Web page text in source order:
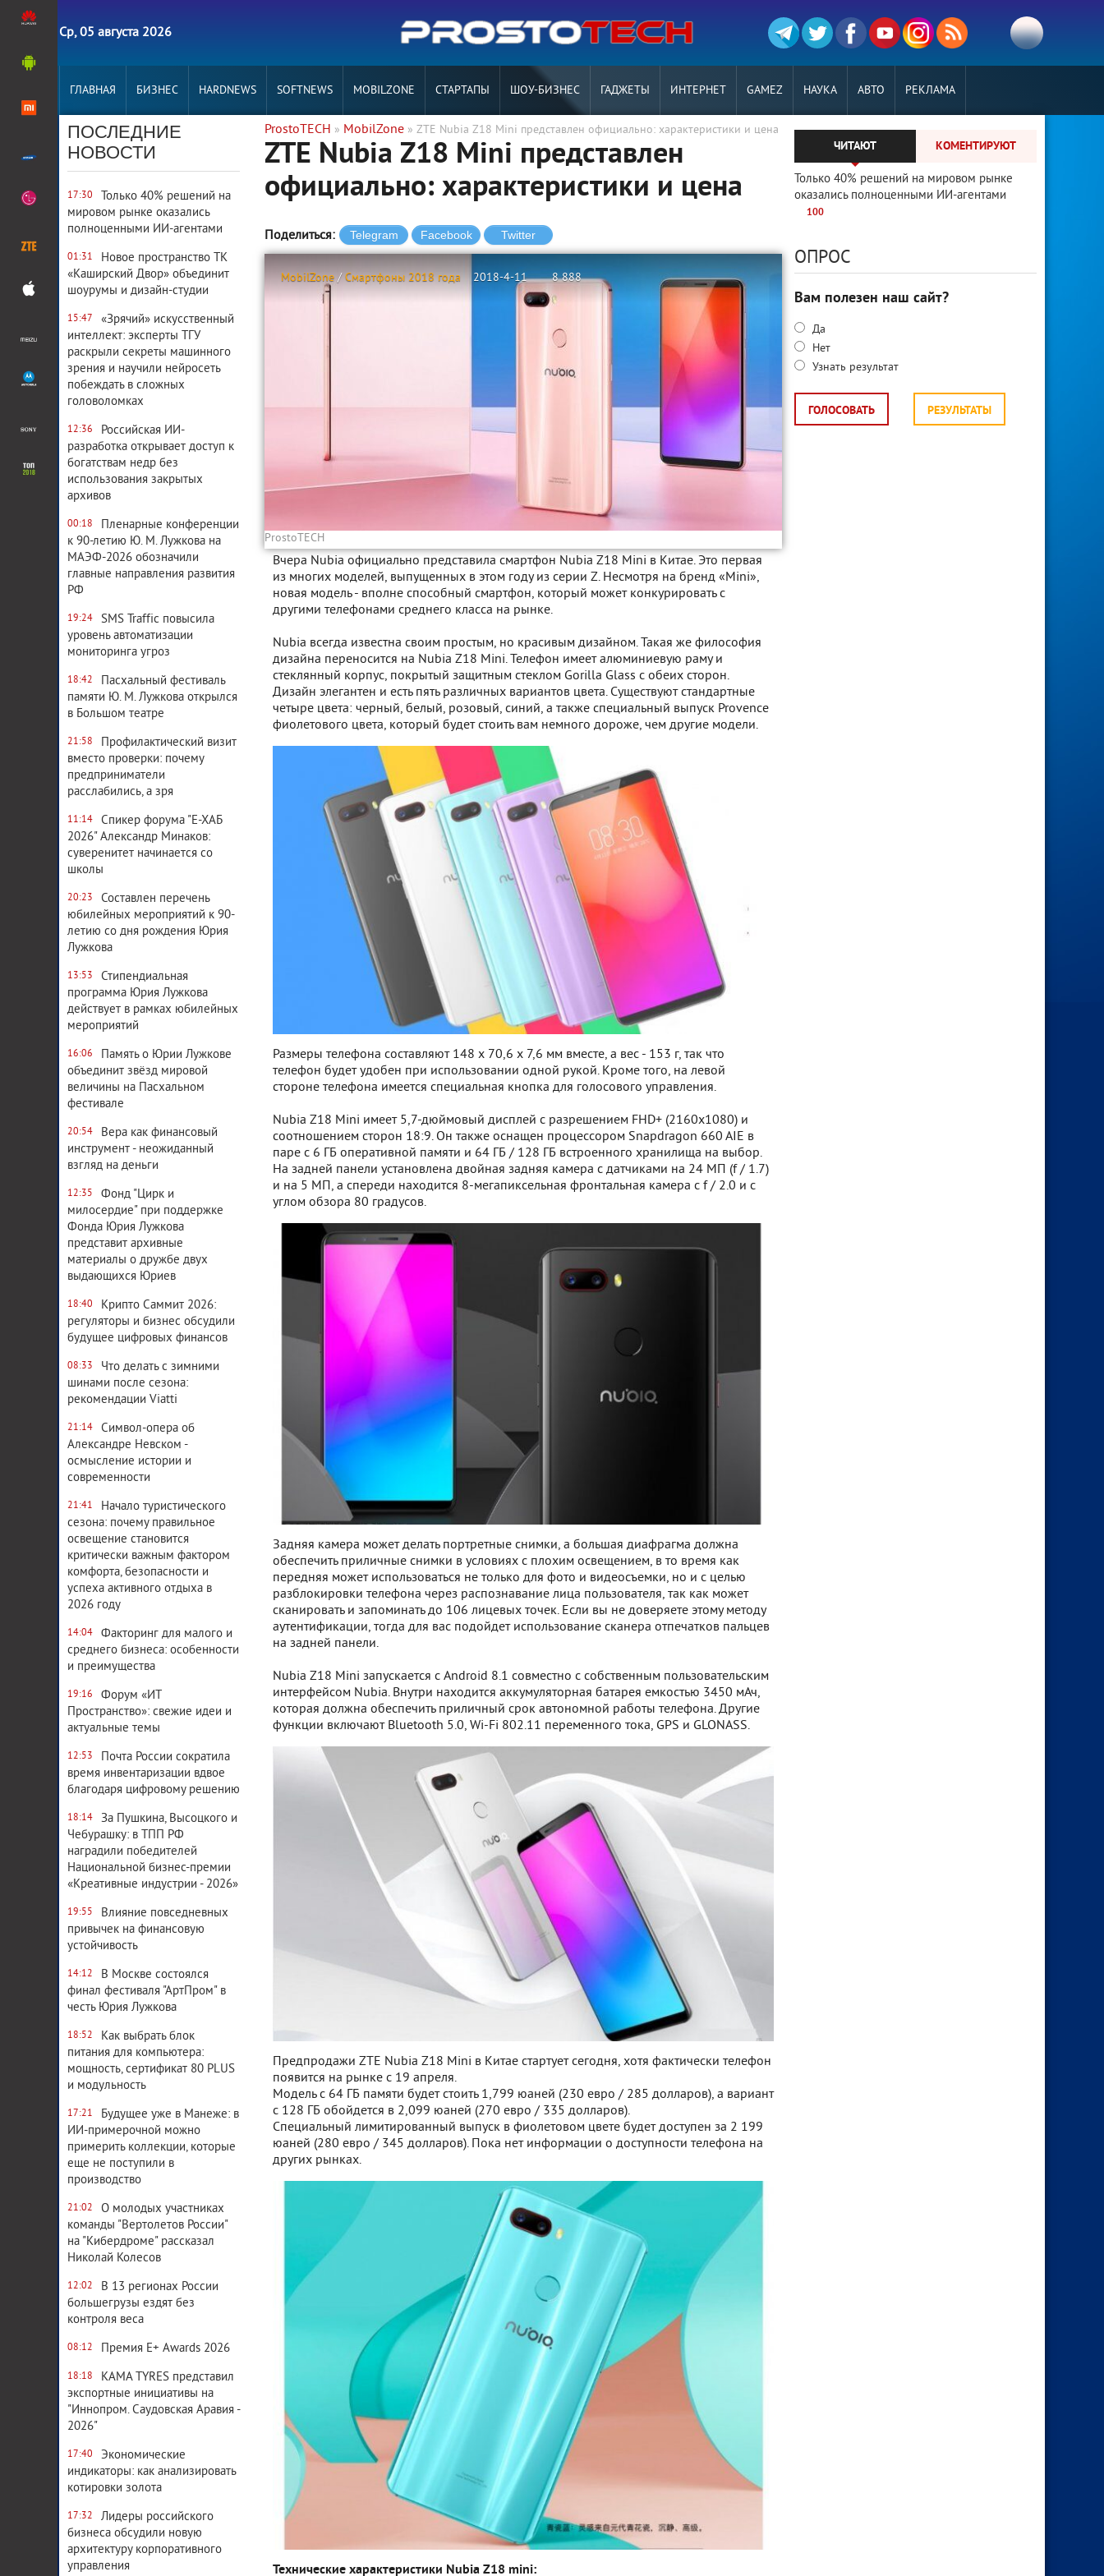
Ср, 05 августа 2026
ГЛАВНАЯ БИЗНЕС HARDNEWS SOFTNEWS MOBILZONE СТАРТАПЫ ШОУ-БИЗНЕС ГАДЖЕТЫ ИНТЕРНЕТ GAMEZ НАУКА АВТО РЕКЛАМА
ПОСЛЕДНИЕ
НОВОСТИ
17:30
Только 40% решений на
мировом рынке оказались
полноценными ИИ-агентами
01:31
Новое пространство ТК
«Каширский Двор» объединит
шоурумы и дизайн-студии
15:47
«Зрячий» искусственный
интеллект: эксперты ТГУ
раскрыли секреты машинного
зрения и научили нейросеть
побеждать в сложных
головоломках
12:36
Российская ИИ-
разработка открывает доступ к
богатствам недр без
использования закрытых
архивов
00:18
Пленарные конференции
к 90-летию Ю. М. Лужкова на
МАЭФ-2026 обозначили
главные направления развития
РФ
19:24
SMS Traffic повысила
уровень автоматизации
мониторинга угроз
18:42
Пасхальный фестиваль
памяти Ю. М. Лужкова открылся
в Большом театре
21:58
Профилактический визит
вместо проверки: почему
предприниматели
расслабились, а зря
11:14
Спикер форума "Е-ХАБ
2026" Александр Минаков:
суверенитет начинается со
школы
20:23
Составлен перечень
юбилейных мероприятий к 90-
летию со дня рождения Юрия
Лужкова
13:53
Стипендиальная
программа Юрия Лужкова
действует в рамках юбилейных
мероприятий
16:06
Память о Юрии Лужкове
объединит звёзд мировой
величины на Пасхальном
фестивале
20:54
Вера как финансовый
инструмент - неожиданный
взгляд на деньги
12:35
Фонд "Цирк и
милосердие" при поддержке
Фонда Юрия Лужкова
представит архивные
материалы о дружбе двух
выдающихся Юриев
18:40
Крипто Саммит 2026:
регуляторы и бизнес обсудили
будущее цифровых финансов
08:33
Что делать с зимними
шинами после сезона:
рекомендации Viatti
21:14
Символ-опера об
Александре Невском -
осмысление истории и
современности
21:41
Начало туристического
сезона: почему правильное
освещение становится
критически важным фактором
комфорта, безопасности и
успеха активного отдыха в
2026 году
14:04
Факторинг для малого и
среднего бизнеса: особенности
и преимущества
19:16
Форум «ИТ
Пространство»: свежие идеи и
актуальные темы
12:53
Почта России сократила
время инвентаризации вдвое
благодаря цифровому решению
18:14
За Пушкина, Высоцкого и
Чебурашку: в ТПП РФ
наградили победителей
Национальной бизнес-премии
«Креативные индустрии - 2026»
19:55
Влияние повседневных
привычек на финансовую
устойчивость
14:12
В Москве состоялся
финал фестиваля "АртПром" в
честь Юрия Лужкова
18:52
Как выбрать блок
питания для компьютера:
мощность, сертификат 80 PLUS
и модульность
17:21
Будущее уже в Манеже: в
ИИ-примерочной можно
примерить коллекции, которые
еще не поступили в
производство
21:02
О молодых участниках
команды "Вертолетов России"
на "Кибердроме" рассказал
Николай Колесов
12:02
В 13 регионах России
большегрузы ездят без
контроля веса
08:12 Премия E+ Awards 2026
18:18
KAMA TYRES представил
экспортные инициативы на
"Иннопром. Саудовская Аравия -
2026"
17:40
Экономические
индикаторы: как анализировать
котировки золота
17:32
Лидеры российского
бизнеса обсудили новую
архитектуру корпоративного
управления
ProstoTECH » MobilZone » ZTE Nubia Z18 Mini представлен официально: характеристики и цена
ZTE Nubia Z18 Mini представлен
официально: характеристики и цена
Поделиться:
MobilZone/Смартфоны 2018 года 2018-4-11 8 888
ProstoTECH
Вчера Nubia официально представила смартфон Nubia Z18 Mini в Китае. Это первая
из многих моделей, выпущенных в этом году из серии Z. Несмотря на бренд «Mini»,
новая модель - вполне способный смартфон, который может конкурировать с
другими телефонами среднего класса на рынке.
Nubia всегда известна своим простым, но красивым дизайном. Такая же философия
дизайна переносится на Nubia Z18 Mini. Телефон имеет алюминиевую раму и
стеклянный корпус, покрытый защитным стеклом Gorilla Glass с обеих сторон.
Дизайн элегантен и есть пять различных вариантов цвета. Существуют стандартные
четыре цвета: черный, белый, розовый, синий, а также специальный выпуск Provence
фиолетового цвета, который будет стоить вам немного дороже, чем другие модели.
Размеры телефона составляют 148 x 70,6 x 7,6 мм вместе, а вес - 153 г, так что
телефон будет удобен при использовании одной рукой. Кроме того, на левой
стороне телефона имеется специальная кнопка для голосового управления.
Nubia Z18 Mini имеет 5,7-дюймовый дисплей с разрешением FHD+ (2160x1080) и
соотношением сторон 18:9. Он также оснащен процессором Snapdragon 660 AIE в
паре с 6 ГБ оперативной памяти и 64 ГБ / 128 ГБ встроенного хранилища на выбор.
На задней панели установлена двойная задняя камера с датчиками на 24 МП (f / 1.7)
и на 5 МП, а спереди находится 8-мегапиксельная фронтальная камера с f / 2.0 и с
углом обзора 80 градусов.
Задняя камера может делать портретные снимки, а большая диафрагма должна
обеспечить приличные снимки в условиях с плохим освещением, в то время как
передняя может использоваться не только для фото и видеосъемки, но и с целью
разблокировки телефона через распознавание лица пользователя, так как может
сканировать и запоминать до 106 лицевых точек. Если вы не доверяете этому методу
аутентификации, тогда для вас подойдет использование сканера отпечатков пальцев
на задней панели.
Nubia Z18 Mini запускается с Android 8.1 совместно с собственным пользовательским
интерфейсом Nubia. Внутри находится аккумуляторная батарея емкостью 3450 мАч,
которая должна обеспечить приличный срок автономной работы телефона. Другие
функции включают Bluetooth 5.0, Wi-Fi 802.11 переменного тока, GPS и GLONASS.
Предпродажи ZTE Nubia Z18 Mini в Китае стартует сегодня, хотя фактически телефон
появится на рынке с 19 апреля.
Модель с 64 ГБ памяти будет стоить 1,799 юаней (230 евро / 285 долларов), а вариант
с 128 ГБ обойдется в 2,099 юаней (270 евро / 335 долларов).
Специальный лимитированный выпуск в фиолетовом цвете будет доступен за 2 199
юаней (280 евро / 345 долларов). Пока нет информации о доступности телефона на
других рынках.
Технические характеристики Nubia Z18 mini:
ЧИТАЮТ КОМЕНТИРУЮТ
Только 40% решений на мировом рынке
оказались полноценными ИИ-агентами
100
ОПРОС
Вам полезен наш сайт?
Да
Нет
Узнать результат
ГОЛОСОВАТЬ РЕЗУЛЬТАТЫ